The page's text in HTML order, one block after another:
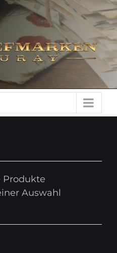
Produkte
Auswahl